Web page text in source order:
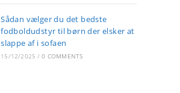
Sådan vælger du det bedste
fodboldudstyr til børn der elsker at
slappe af i sofaen
15/12/2025 / 0 COMMENTS